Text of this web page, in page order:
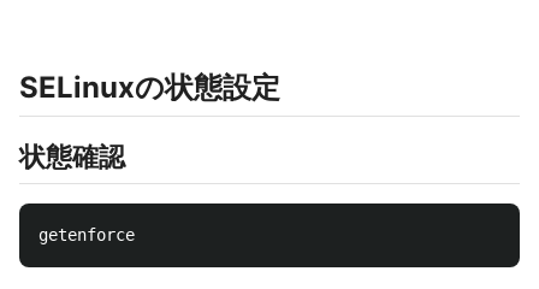
SELinuxの状態設定
状態確認